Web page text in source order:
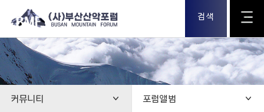
검색
커뮤니티 포럼앨범